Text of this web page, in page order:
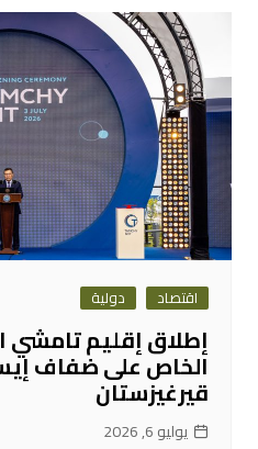
اقتصاد دولية
إطلاق إقليم تامشي
الخاص على ضفاف
قيرغيزستان
يوليو 6, 2026